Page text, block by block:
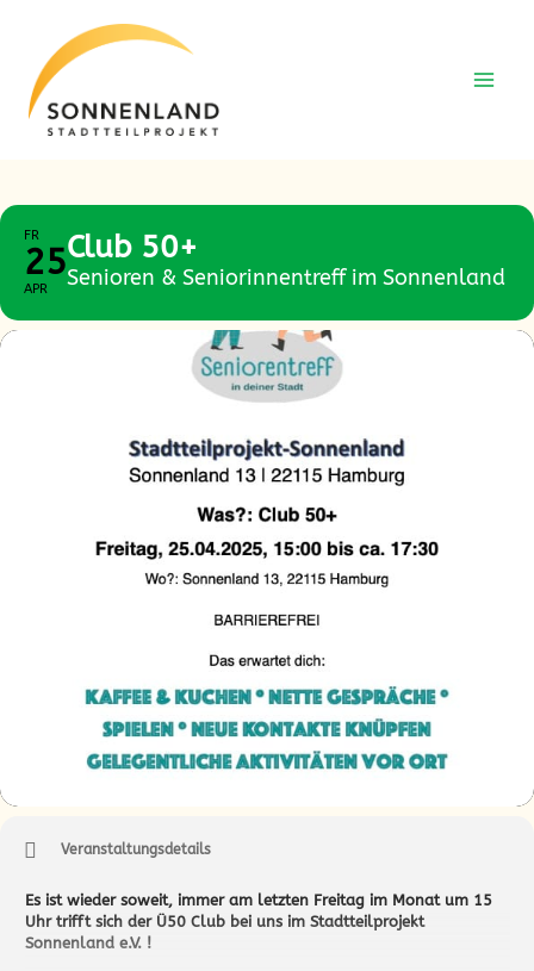
Inhalt
springen
Inhalt
springen
FR
25
APR
Club 50+
Senioren & Seniorinnentreff im Sonnenland
Veranstaltungsdetails
Es ist wieder soweit, immer am letzten Freitag im Monat um 15
Uhr trifft sich der Ü50 Club bei uns im Stadtteilprojekt
Sonnenland e.V. !